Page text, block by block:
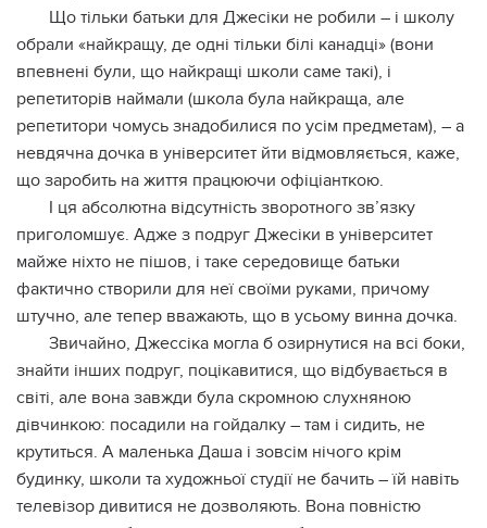
Що тільки батьки для Джесіки не робили – і школу
обрали «найкращу, де одні тільки білі канадці» (вони
впевнені були, що найкращі школи саме такі), і
репетиторів наймали (школа була найкраща, але
репетитори чомусь знадобилися по усім предметам), – а
невдячна дочка в університет йти відмовляється, каже,
що заробить на життя працюючи офіціанткою.
І ця абсолютна відсутність зворотного зв’язку
приголомшує. Адже з подруг Джесіки в університет
майже ніхто не пішов, і таке середовище батьки
фактично створили для неї своїми руками, причому
штучно, але тепер вважають, що в усьому винна дочка.
Звичайно, Джессіка могла б озирнутися на всі боки,
знайти інших подруг, поцікавитися, що відбувається в
світі, але вона завжди була скромною слухняною
дівчинкою: посадили на гойдалку – там і сидить, не
крутиться. А маленька Даша і зовсім нічого крім
будинку, школи та художньої студії не бачить – їй навіть
телевізор дивитися не дозволяють. Вона повністю